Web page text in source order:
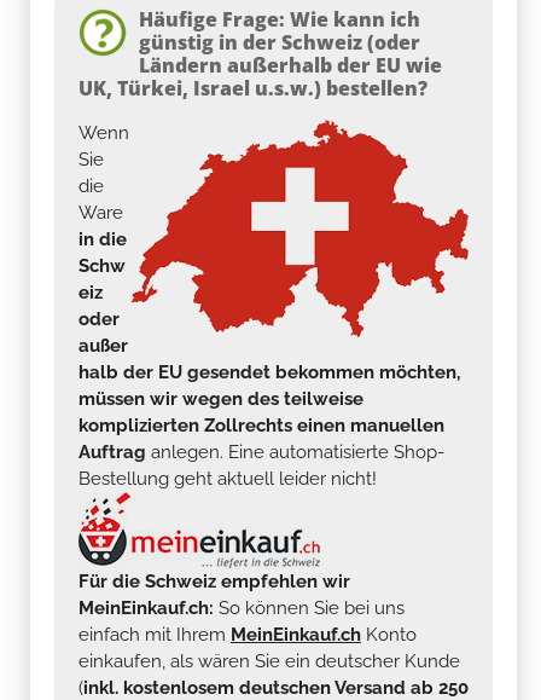
Häufige Frage: Wie kann ich
günstig in der Schweiz (oder
Ländern außerhalb der EU wie
UK, Türkei, Israel u.s.w.) bestellen?
Wenn
Sie
die
Ware
in die
Schw
eiz
oder
außer
halb der EU gesendet bekommen möchten,
müssen wir wegen des teilweise
komplizierten Zollrechts einen manuellen
Auftrag anlegen. Eine automatisierte Shop-
Bestellung geht aktuell leider nicht!
Für die Schweiz empfehlen wir
MeinEinkauf.ch: So können Sie bei uns
einfach mit Ihrem MeinEinkauf.ch Konto
einkaufen, als wären Sie ein deutscher Kunde
(inkl. kostenlosem deutschen Versand ab 250